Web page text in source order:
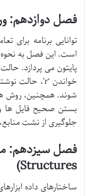
فصل دوازدهم:
توانایی برنامه برای
است. این فصل به نحوه
پایتون می پردازد.
شوند. همچنین، روش
بستن صحیح فایل ها
جلوگیری از نشت
Structures)
ساختارهای داده